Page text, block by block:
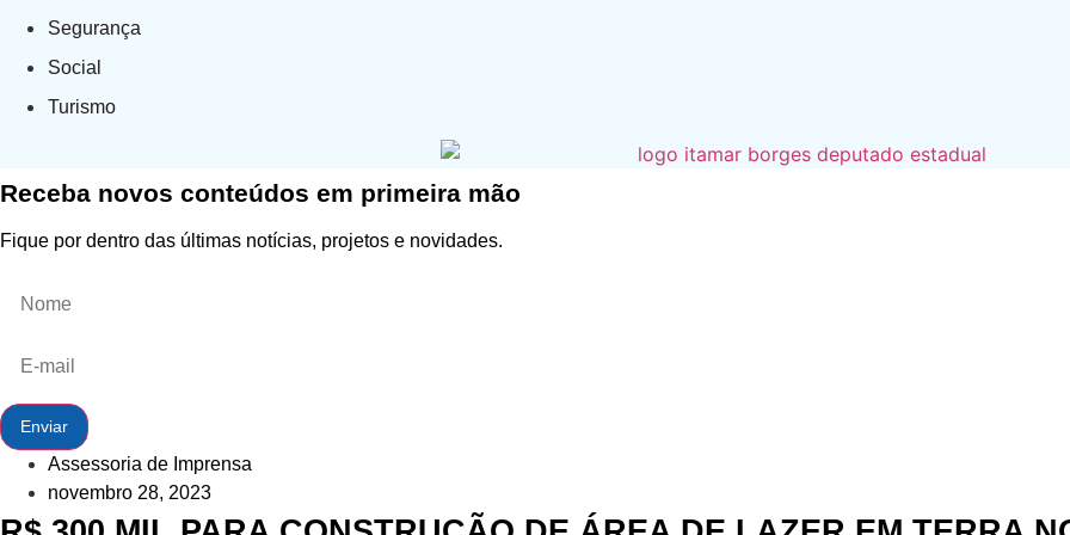
Segurança
Social
Turismo
Receba novos conteúdos em primeira mão
Fique por dentro das últimas notícias, projetos e novidades.
Enviar
Assessoria de Imprensa
novembro 28, 2023